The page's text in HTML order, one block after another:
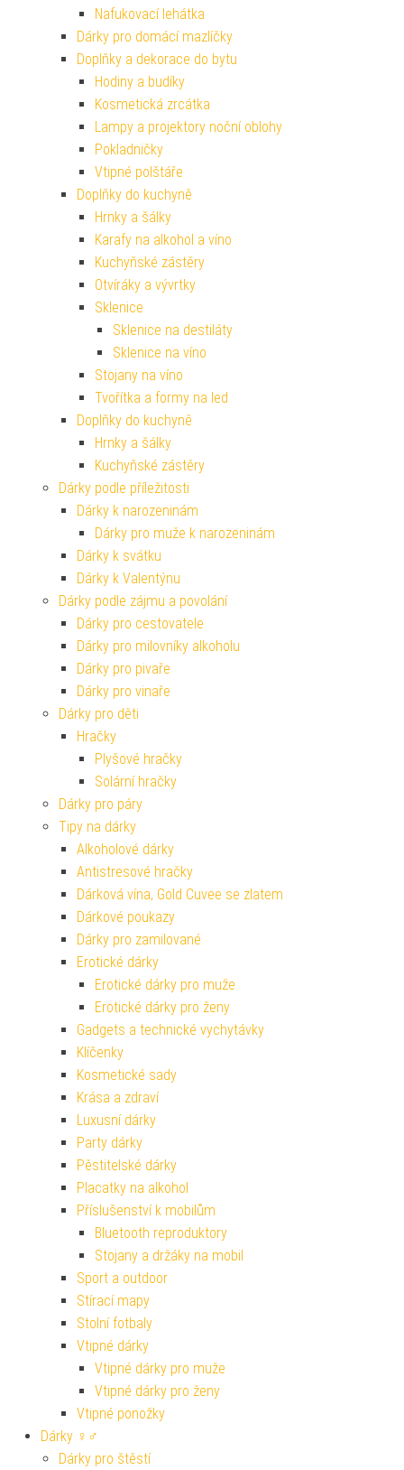
Nafukovací lehátka
Dárky pro domácí mazlíčky
Doplňky a dekorace do bytu
Hodiny a budíky
Kosmetická zrcátka
Lampy a projektory noční oblohy
Pokladničky
Vtipné polštáře
Doplňky do kuchyně
Hrnky a šálky
Karafy na alkohol a víno
Kuchyňské zástěry
Otvíráky a vývrtky
Sklenice
Sklenice na destiláty
Sklenice na víno
Stojany na víno
Tvořítka a formy na led
Doplňky do kuchyně
Hrnky a šálky
Kuchyňské zástěry
Dárky podle příležitosti
Dárky k narozeninám
Dárky pro muže k narozeninám
Dárky k svátku
Dárky k Valentýnu
Dárky podle zájmu a povolání
Dárky pro cestovatele
Dárky pro milovníky alkoholu
Dárky pro pivaře
Dárky pro vinaře
Dárky pro děti
Hračky
Plyšové hračky
Solární hračky
Dárky pro páry
Tipy na dárky
Alkoholové dárky
Antistresové hračky
Dárková vína, Gold Cuvee se zlatem
Dárkové poukazy
Dárky pro zamilované
Erotické dárky
Erotické dárky pro muže
Erotické dárky pro ženy
Gadgets a technické vychytávky
Klíčenky
Kosmetické sady
Krása a zdraví
Luxusní dárky
Party dárky
Pěstitelské dárky
Placatky na alkohol
Příslušenství k mobilům
Bluetooth reproduktory
Stojany a držáky na mobil
Sport a outdoor
Stírací mapy
Stolní fotbaly
Vtipné dárky
Vtipné dárky pro muže
Vtipné dárky pro ženy
Vtipné ponožky
Dárky ♀♂
Dárky pro štěstí